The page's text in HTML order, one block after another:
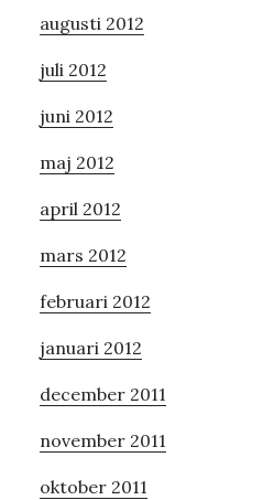
augusti 2012
juli 2012
juni 2012
maj 2012
april 2012
mars 2012
februari 2012
januari 2012
december 2011
november 2011
oktober 2011